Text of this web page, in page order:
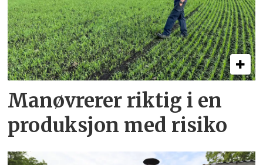
Manøvrerer riktig i en
produksjon med risiko